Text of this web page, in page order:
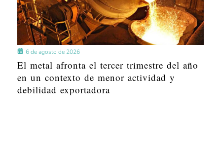
6 de agosto de 2026
El metal afronta el tercer trimestre del año
en un contexto de menor actividad y
debilidad exportadora